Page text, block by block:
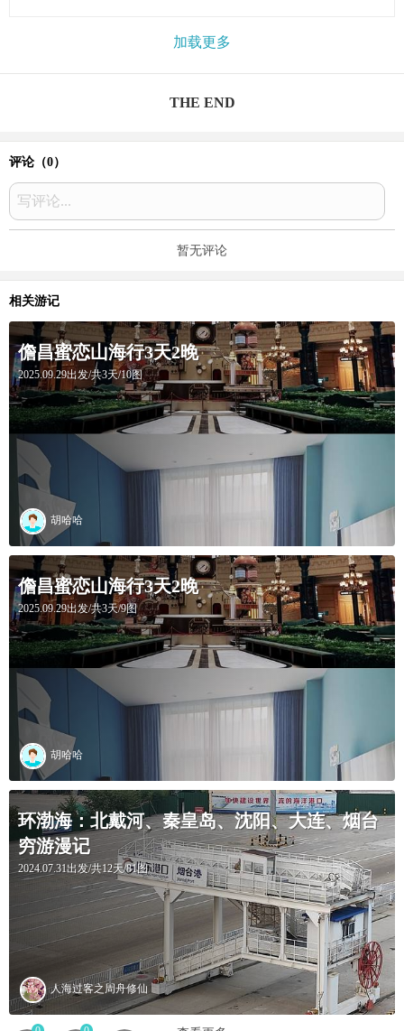
加载更多
THE END
评论（0）
写评论...
暂无评论
相关游记
儋昌蜜恋山海行3天2晚
2025.09.29出发/共3天/10图
胡哈哈
儋昌蜜恋山海行3天2晚
2025.09.29出发/共3天/9图
胡哈哈
环渤海：北戴河、秦皇岛、沈阳、大连、烟台
穷游漫记
2024.07.31出发/共12天/81图
人海过客之周舟修仙